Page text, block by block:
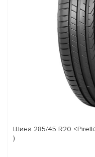
Шина 285/45 R20
)